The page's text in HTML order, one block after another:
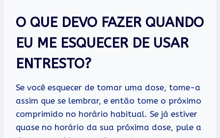
O QUE DEVO FAZER QUANDO
EU ME ESQUECER DE USAR
ENTRESTO?
Se você esquecer de tomar uma dose, tome-a
assim que se lembrar, e então tome o próximo
comprimido no horário habitual. Se já estiver
quase no horário da sua próxima dose, pule a